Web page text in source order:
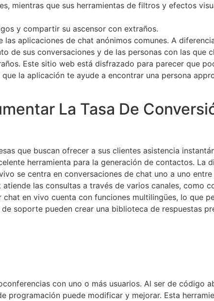
mientras que sus herramientas de filtros y efectos
y compartir su ascensor con extraños.
aplicaciones de chat anónimos comunes. A
de sus conversaciones y de las personas con las que
Este sitio web está disfrazado para parecer que
la aplicación te ayude a encontrar una persona
La Tasa De
que buscan ofrecer a sus clientes asistencia
herramienta para la generación de contactos. La
se centra en conversaciones de chat uno a uno
las consultas a través de varios canales, como
en vivo cuenta con funciones multilingües, lo que
soporte pueden crear una biblioteca de respuestas
con uno o más usuarios. Al ser de código
puede modificar y mejorar. Esta